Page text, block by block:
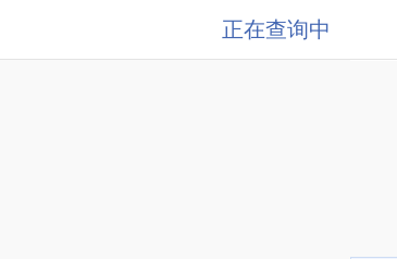
正在查询中